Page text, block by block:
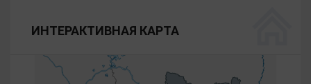
ИНТЕРАКТИВНАЯ КАРТА